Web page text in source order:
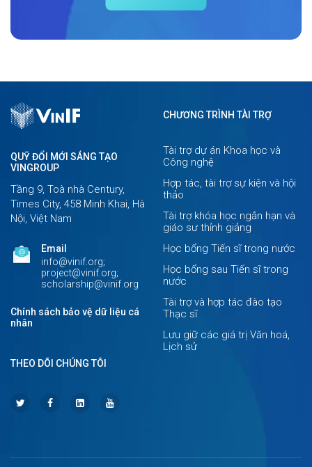
QUỸ ĐỔI MỚI SÁNG TẠO
VINGROUP
Tầng 9, Toà nhà Century,
Times City, 458 Minh Khai, Hà
Nội, Việt Nam
Email
info@vinif.org;
project@vinif.org;
scholarship@vinif.org
Chính sách bảo vệ dữ liệu cá
nhân
CHƯƠNG TRÌNH TÀI TRỢ
Tài trợ dự án Khoa học và
Công nghệ
Hợp tác, tài trợ sự kiện và hội
thảo
Tài trợ khóa học ngắn hạn và
giáo sư thỉnh giảng
Học bổng Tiến sĩ trong nước
Học bổng sau Tiến sĩ trong
nước
Tài trợ và hợp tác đào tạo
Thạc sĩ
Lưu giữ các giá trị Văn hoá,
Lịch sử
THEO DÕI CHÚNG TÔI